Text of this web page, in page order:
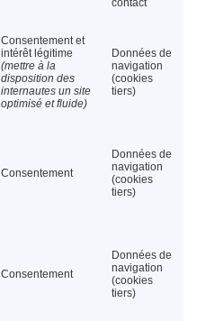
contact
Consentement et
intérêt légitime
(mettre à la
disposition des
internautes un site
optimisé et fluide)
Données de
navigation
(cookies
tiers)
Consentement
Données de
navigation
(cookies
tiers)
Consentement
Données de
navigation
(cookies
tiers)